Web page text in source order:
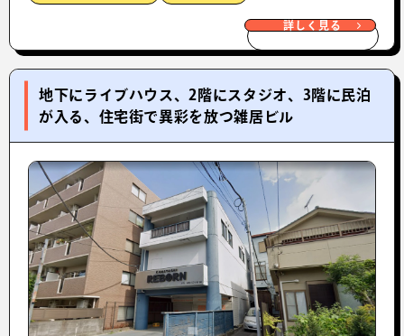
詳しく見る
地下にライブハウス、2階にスタジオ、3階に民泊
が入る、住宅街で異彩を放つ雑居ビル